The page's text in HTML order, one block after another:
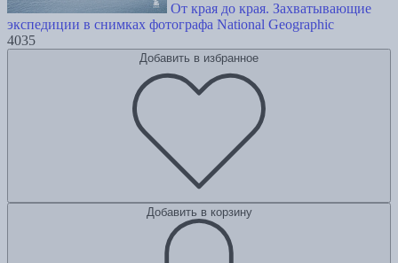
От края до края. Захватывающие
экспедиции в снимках фотографа National Geographic
4035
Добавить в избранное
Добавить в корзину